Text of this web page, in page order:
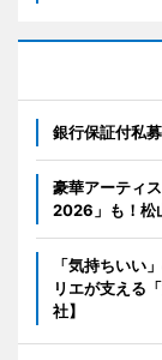
銀行保証付私
豪華アーティ
2026」も！松
「気持ちいい
リエが支える
社】